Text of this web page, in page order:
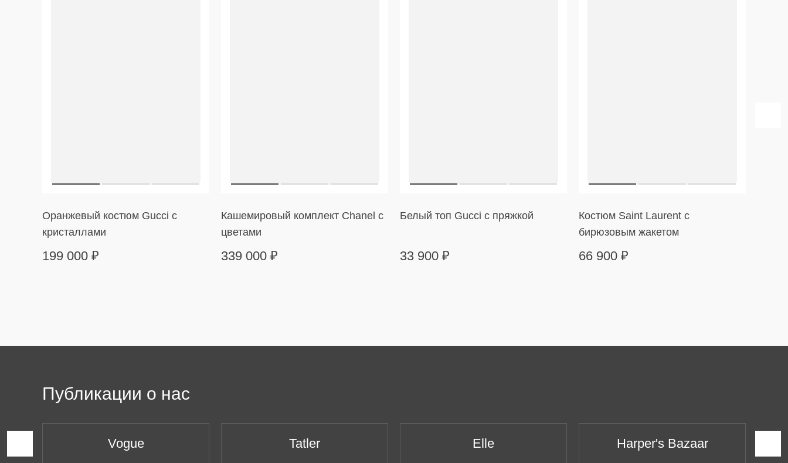
Оранжевый костюм Gucci с
кристаллами
199 000 ₽
Кашемировый комплект Chanel с
цветами
339 000 ₽
Белый топ Gucci с пряжкой
33 900 ₽
Костюм Saint Laurent с
бирюзовым жакетом
66 900 ₽
Публикации о нас
Vogue Tatler Elle Harper's Bazaar